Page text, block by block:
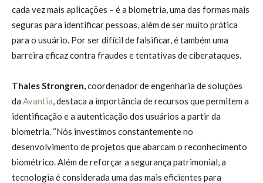
cada vez mais aplicações – é a biometria, uma das formas mais
seguras para identificar pessoas, além de ser muito prática
para o usuário. Por ser difícil de falsificar, é também uma
barreira eficaz contra fraudes e tentativas de ciberataques.
Thales Strongren, coordenador de engenharia de soluções
da Avantia , destaca a importância de recursos que permitem a
identificação e a autenticação dos usuários a partir da
biometria. “Nós investimos constantemente no
desenvolvimento de projetos que abarcam o reconhecimento
biométrico. Além de reforçar a segurança patrimonial, a
tecnologia é considerada uma das mais eficientes para